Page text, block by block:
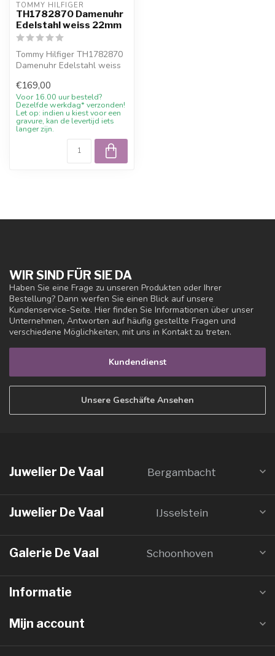
TOMMY HILFIGER
TH1782870 Damenuhr
Edelstahl weiss 22mm
Tommy Hilfiger TH1782870
Damenuhr Edelstahl weiss
Willkommensrabatt be...
€169,00
Voor 16.00 uur besteld?
Dezelfde werkdag* verzonden!
Let op: indien u kiest voor een
gravure, kan de levertijd iets
langer zijn.
WIR SIND FÜR SIE DA
Haben Sie eine Frage zu unseren Produkten oder Ihrer
Bestellung? Dann werfen Sie einen Blick auf unsere
Kundenservice-Seite. Hier finden Sie Informationen über unser
Unternehmen, Antworten auf häufig gestellte Fragen und
verschiedene Möglichkeiten, mit uns in Kontakt zu treten.
Kundendienst
Unsere Geschäfte Ansehen
Juwelier De Vaal Bergambacht
Juwelier De Vaal IJsselstein
Galerie De Vaal Schoonhoven
Informatie
Mijn account